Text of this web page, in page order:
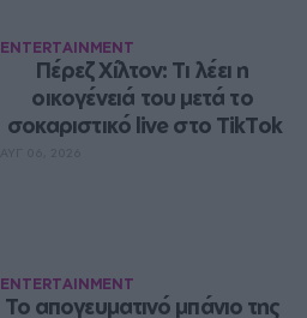
ENTERTAINMENT
Πέρεζ Χίλτον: Τι λέει η
οικογένειά του μετά το
σοκαριστικό live στο TikTok
ENTERTAINMENT
Το απογευματινό μπάνιο της